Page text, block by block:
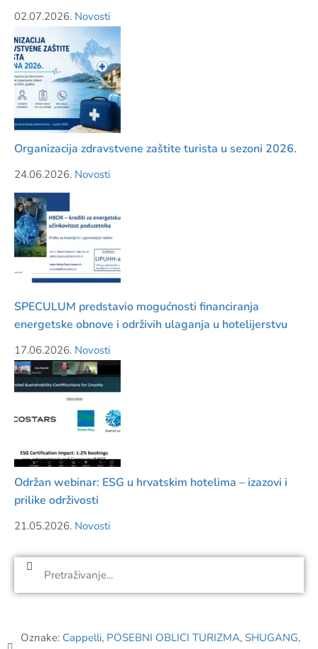
02.07.2026. Novosti
Organizacija zdravstvene zaštite turista u sezoni 2026.
24.06.2026. Novosti
SPECULUM predstavio mogućnosti financiranja
energetske obnove i održivih ulaganja u hotelijerstvu
17.06.2026. Novosti
Održan webinar: ESG u hrvatskim hotelima – izazovi i
prilike održivosti
21.05.2026. Novosti
Oznake: Cappelli, POSEBNI OBLICI TURIZMA, SHUGANG,